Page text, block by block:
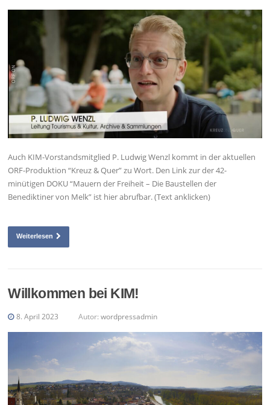
Auch KIM-Vorstandsmitglied P. Ludwig Wenzl kommt in der aktuellen
ORF-Produktion “Kreuz & Quer” zu Wort. Den Link zur der 42-
minütigen DOKU “Mauern der Freiheit – Die Baustellen der
Benediktiner von Melk” ist hier abrufbar. (Text anklicken)
Weiterlesen
Willkommen bei KIM!
8. April 2023 Autor:wordpressadmin